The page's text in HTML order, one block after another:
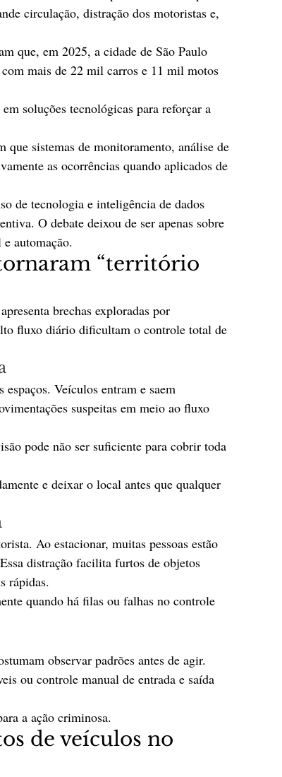
circulação, distração dos motoristas e,
que, em 2025, a cidade de São Paulo
mais de 22 mil carros e 11 mil motos
soluções tecnológicas para reforçar a
que sistemas de monitoramento, análise de
as ocorrências quando aplicados de
de tecnologia e inteligência de dados
O debate deixou de ser apenas sobre
automação.
“território
brechas exploradas por
fluxo diário dificultam o controle total de
Veículos entram e saem
suspeitas em meio ao fluxo
pode não ser suficiente para cobrir toda
e deixar o local antes que qualquer
Ao estacionar, muitas pessoas estão
distração facilita furtos de objetos
rápidas.
quando há filas ou falhas no controle
observar padrões antes de agir.
ou controle manual de entrada e saída
a ação criminosa.
de veículos no